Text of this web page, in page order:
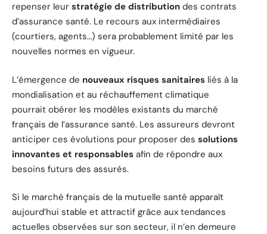
repenser leur stratégie de distribution des contrats
d’assurance santé. Le recours aux intermédiaires
(courtiers, agents…) sera probablement limité par les
nouvelles normes en vigueur.
L’émergence de nouveaux risques sanitaires liés à la
mondialisation et au réchauffement climatique
pourrait obérer les modèles existants du marché
français de l’assurance santé. Les assureurs devront
anticiper ces évolutions pour proposer des solutions
innovantes et responsables afin de répondre aux
besoins futurs des assurés.
Si le marché français de la mutuelle santé apparaît
aujourd’hui stable et attractif grâce aux tendances
actuelles observées sur son secteur, il n’en demeure